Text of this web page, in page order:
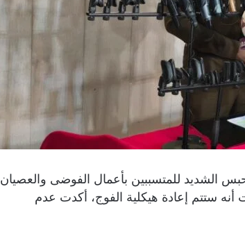
الشديد للمتسببين بأعمال الفوضى والعصيان
أنه ستتم إعادة هيكلية الفوج، أكدت عدم